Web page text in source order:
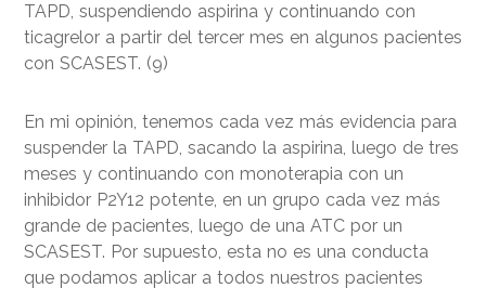
TAPD, suspendiendo aspirina y continuando con
ticagrelor a partir del tercer mes en algunos pacientes
con SCASEST. (9)
En mi opinión, tenemos cada vez más evidencia para
suspender la TAPD, sacando la aspirina, luego de tres
meses y continuando con monoterapia con un
inhibidor P2Y12 potente, en un grupo cada vez más
grande de pacientes, luego de una ATC por un
SCASEST. Por supuesto, esta no es una conducta
que podamos aplicar a todos nuestros pacientes